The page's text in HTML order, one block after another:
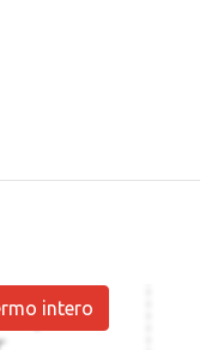
intero